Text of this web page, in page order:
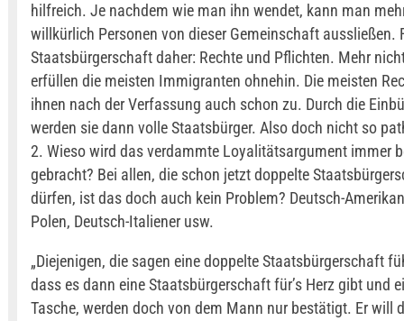
hilfreich. Je nachdem wie man ihn wendet, kann man
willkürlich Personen von dieser Gemeinschaft aussließen.
Staatsbürgerschaft daher: Rechte und Pflichten. Mehr
erfüllen die meisten Immigranten ohnehin. Die meisten
ihnen nach der Verfassung auch schon zu. Durch die
werden sie dann volle Staatsbürger. Also doch nicht so
2. Wieso wird das verdammte Loyalitätsargument immer
gebracht? Bei allen, die schon jetzt doppelte
dürfen, ist das doch auch kein Problem? Deutsch-
Polen, Deutsch-Italiener usw.
„Diejenigen, die sagen eine doppelte Staatsbürgerschaft
dass es dann eine Staatsbürgerschaft für’s Herz gibt und
Tasche, werden doch von dem Mann nur bestätigt. Er will